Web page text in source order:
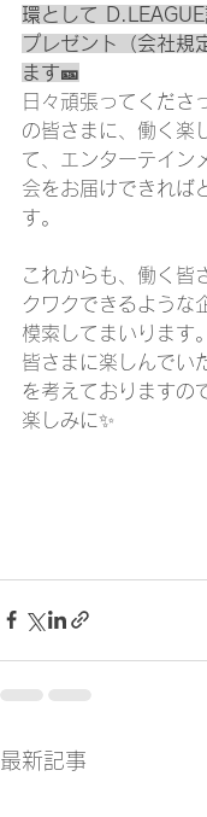
環として
プレゼント（会社規
ます🎫
日々頑張ってくださ
の皆さまに、働く楽
て、エンターテイン
会をお届けできれば
す。
これからも、働く皆
クワクできるような
模索してまいります。
皆さまに楽しんでい
を考えておりますの
楽しみに✨
最新記事